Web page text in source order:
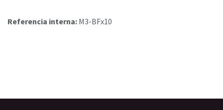
Referencia interna: M3-BFx10